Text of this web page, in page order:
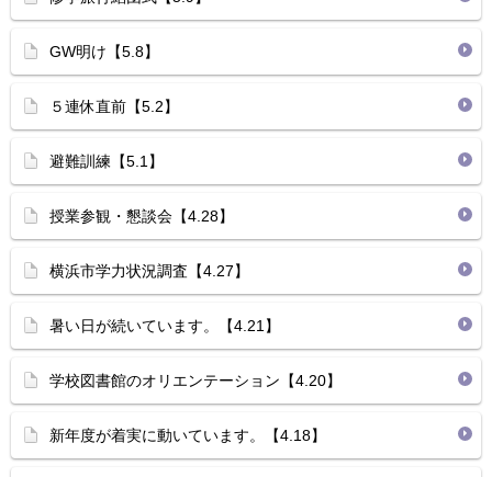
GW明け【5.8】
５連休直前【5.2】
避難訓練【5.1】
授業参観・懇談会【4.28】
横浜市学力状況調査【4.27】
暑い日が続いています。【4.21】
学校図書館のオリエンテーション【4.20】
新年度が着実に動いています。【4.18】